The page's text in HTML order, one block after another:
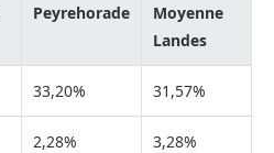
Peyrehorade
Moyenne
Landes
33,20% 31,57%
2,28% 3,28%